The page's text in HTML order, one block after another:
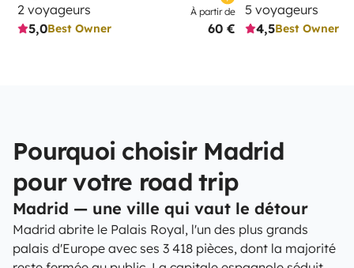
2 voyageurs
5,0Best Owner
À partir de
60 €
5 voyageurs
4,5Best Owner
Pourquoi choisir Madrid
pour votre road trip
Madrid — une ville qui vaut le détour
Madrid abrite le Palais Royal, l'un des plus grands
palais d'Europe avec ses 3 418 pièces, dont la majorité